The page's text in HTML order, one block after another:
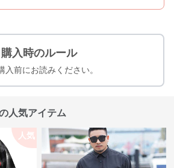
購入時のルール
入前にお読みください。
人気アイテム
人気